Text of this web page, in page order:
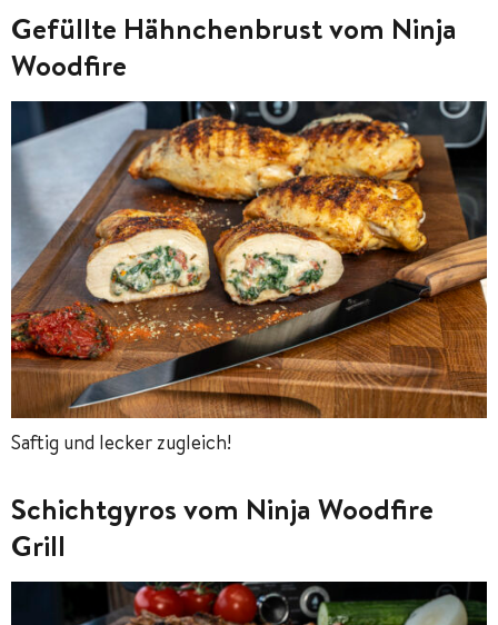
Gefüllte Hähnchenbrust vom Ninja
Woodfire
Saftig und lecker zugleich!
Schichtgyros vom Ninja Woodfire
Grill